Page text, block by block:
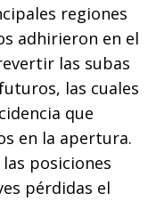
regiones
adhirieron en el
las subas
las cuales
que
en la apertura.
posiciones
pérdidas el